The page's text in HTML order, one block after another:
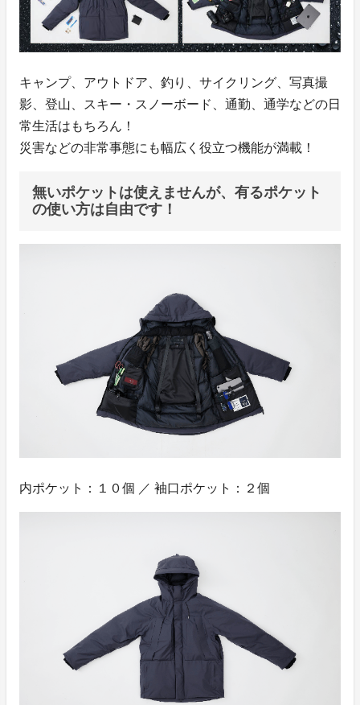
キャンプ、アウトドア、釣り、サイクリング、写真撮
影、登山、スキー・スノーボード、通勤、通学などの日
常生活はもちろん！
災害などの非常事態にも幅広く役立つ機能が満載！
無いポケットは使えませんが、有るポケット
の使い方は自由です！
内ポケット：１０個 ／ 袖口ポケット：２個